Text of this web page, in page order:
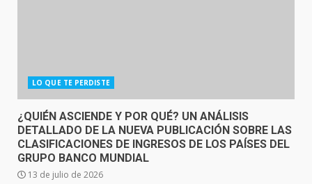
LO QUE TE PERDISTE
¿QUIÉN ASCIENDE Y POR QUÉ? UN ANÁLISIS
DETALLADO DE LA NUEVA PUBLICACIÓN SOBRE LAS
CLASIFICACIONES DE INGRESOS DE LOS PAÍSES DEL
GRUPO BANCO MUNDIAL
13 de julio de 2026